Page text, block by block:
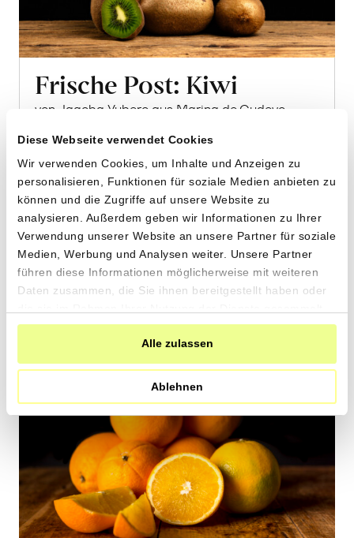
Diese Webseite verwendet Cookies
Wir verwenden Cookies, um Inhalte und Anzeigen zu
personalisieren, Funktionen für soziale Medien anbieten zu
können und die Zugriffe auf unsere Website zu
analysieren. Außerdem geben wir Informationen zu Ihrer
Verwendung unserer Website an unsere Partner für soziale
Medien, Werbung und Analysen weiter. Unsere Partner
führen diese Informationen möglicherweise mit weiteren
Daten zusammen, die Sie ihnen bereitgestellt haben oder
haben.
Alle zulassen
Ablehnen
Frische Post: Kiwi
von Jagoba Yubero aus Marina de Cudeyo,
4kg
CHF38.30
CHF9.57 pro 1kg
Mehr
über
Frische
Post:
Kiwi
Saison ab November